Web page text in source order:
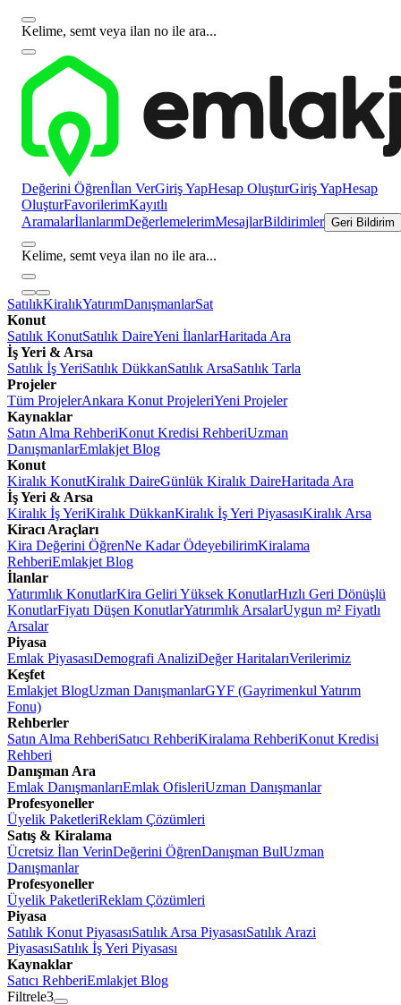
Kelime, semt veya ilan no ile ara...
Değerini Öğrenİlan VerGiriş YapHesap OluşturGiriş YapHesap
OluşturFavorilerimKayıtlı
AramalarİlanlarımDeğerlemelerimMesajlarBildirimler Geri Bildirim
Kelime, semt veya ilan no ile ara...
SatılıkKiralıkYatırımDanışmanlarSat
Konut
Satılık KonutSatılık DaireYeni İlanlarHaritada Ara
İş Yeri & Arsa
Satılık İş YeriSatılık DükkanSatılık ArsaSatılık Tarla
Projeler
Tüm ProjelerAnkara Konut ProjeleriYeni Projeler
Kaynaklar
Satın Alma RehberiKonut Kredisi RehberiUzman
DanışmanlarEmlakjet Blog
Konut
Kiralık KonutKiralık DaireGünlük Kiralık DaireHaritada Ara
İş Yeri & Arsa
Kiralık İş YeriKiralık DükkanKiralık İş Yeri PiyasasıKiralık Arsa
Kiracı Araçları
Kira Değerini ÖğrenNe Kadar ÖdeyebilirimKiralama
RehberiEmlakjet Blog
İlanlar
Yatırımlık KonutlarKira Geliri Yüksek KonutlarHızlı Geri Dönüşlü
KonutlarFiyatı Düşen KonutlarYatırımlık ArsalarUygun m² Fiyatlı
Arsalar
Piyasa
Emlak PiyasasıDemografi AnaliziDeğer HaritalarıVerilerimiz
Keşfet
Emlakjet BlogUzman DanışmanlarGYF (Gayrimenkul Yatırım
Fonu)
Rehberler
Satın Alma RehberiSatıcı RehberiKiralama RehberiKonut Kredisi
Rehberi
Danışman Ara
Emlak DanışmanlarıEmlak OfisleriUzman Danışmanlar
Profesyoneller
Üyelik PaketleriReklam Çözümleri
Satış & Kiralama
Ücretsiz İlan VerinDeğerini ÖğrenDanışman BulUzman
Danışmanlar
Profesyoneller
Üyelik PaketleriReklam Çözümleri
Piyasa
Satılık Konut PiyasasıSatılık Arsa PiyasasıSatılık Arazi
PiyasasıSatılık İş Yeri Piyasası
Kaynaklar
Satıcı RehberiEmlakjet Blog
Filtrele3